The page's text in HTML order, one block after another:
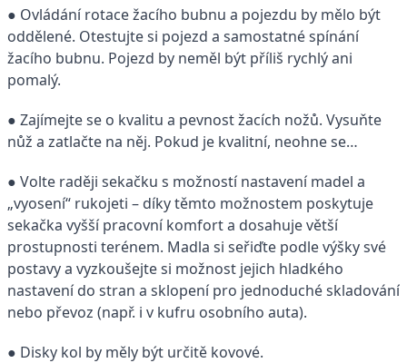
● Ovládání rotace žacího bubnu a pojezdu by mělo být
oddělené. Otestujte si pojezd a samostatné spínání
žacího bubnu. Pojezd by neměl být příliš rychlý ani
pomalý.
● Zajímejte se o kvalitu a pevnost žacích nožů. Vysuňte
nůž a zatlačte na něj. Pokud je kvalitní, neohne se…
● Volte raději sekačku s možností nastavení madel a
„vyosení“ rukojeti – díky těmto možnostem poskytuje
sekačka vyšší pracovní komfort a dosahuje větší
prostupnosti terénem. Madla si seřiďte podle výšky své
postavy a vyzkoušejte si možnost jejich hladkého
nastavení do stran a sklopení pro jednoduché skladování
nebo převoz (např. i v kufru osobního auta).
● Disky kol by měly být určitě kovové.